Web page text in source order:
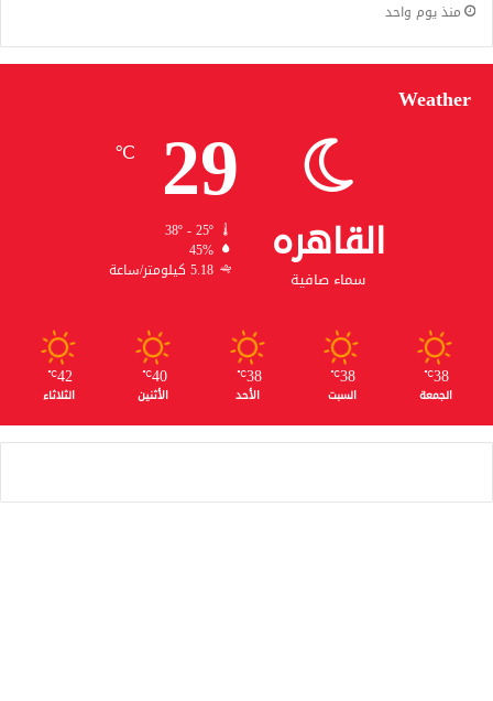
منذ يوم واحد
Weather
القاهره
سماء صافية
29
℃
38º - 25º
45%
5.18 كيلومتر/ساعة
38
℃
الجمعة
38
℃
السبت
38
℃
الأحد
40
℃
الأثنين
42
℃
الثلاثاء